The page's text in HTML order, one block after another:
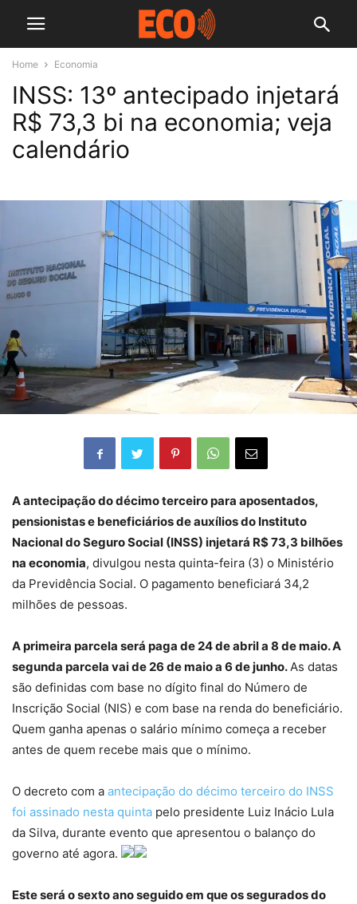
Home Economia
INSS: 13º antecipado injetará
R$ 73,3 bi na economia; veja
calendário
A antecipação do décimo terceiro para aposentados,
pensionistas e beneficiários de auxílios do Instituto
Nacional do Seguro Social (INSS) injetará R$ 73,3 bilhões
na economia, divulgou nesta quinta-feira (3) o Ministério
da Previdência Social. O pagamento beneficiará 34,2
milhões de pessoas.
A primeira parcela será paga de 24 de abril a 8 de maio. A
segunda parcela vai de 26 de maio a 6 de junho.As datas
são definidas com base no dígito final do Número de
Inscrição Social (NIS) e com base na renda do beneficiário.
Quem ganha apenas o salário mínimo começa a receber
antes de quem recebe mais que o mínimo.
O decreto com a antecipação do décimo terceiro do INSS
foi assinado nesta quinta pelo presidente Luiz Inácio Lula
da Silva, durante evento que apresentou o balanço do
governo até agora.
Este será o sexto ano seguido em que os segurados do